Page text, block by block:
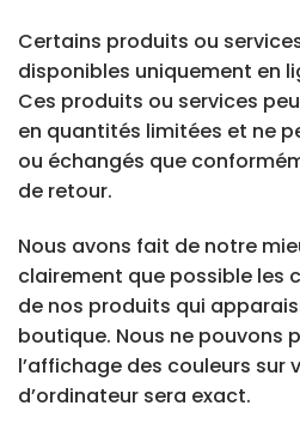
Certains produits ou
disponibles uniquement en
Ces produits ou services
en quantités limitées et ne
ou échangés que
de retour.
Nous avons fait de notre
clairement que possible les
de nos produits qui
boutique. Nous ne pouvons
l’affichage des couleurs sur
d’ordinateur sera exact.